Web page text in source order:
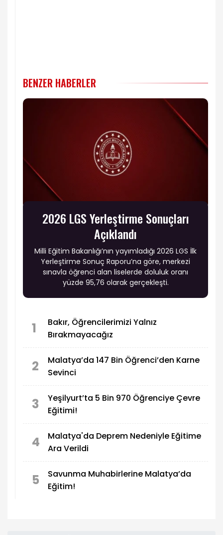
BENZER HABERLER
2026 LGS Yerleştirme Sonuçları
Açıklandı
Milli Eğitim Bakanlığı’nın yayımladığı 2026 LGS İlk
Yerleştirme Sonuç Raporu’na göre, merkezi
sınavla öğrenci alan liselerde doluluk oranı
yüzde 95,76 olarak gerçekleşti.
1
Bakır, Öğrencilerimizi Yalnız
Bırakmayacağız
2
Malatya’da 147 Bin Öğrenci’den Karne
Sevinci
3
Yeşilyurt’ta 5 Bin 970 Öğrenciye Çevre
Eğitimi!
4
Malatya'da Deprem Nedeniyle Eğitime
Ara Verildi
5
Savunma Muhabirlerine Malatya’da
Eğitim!